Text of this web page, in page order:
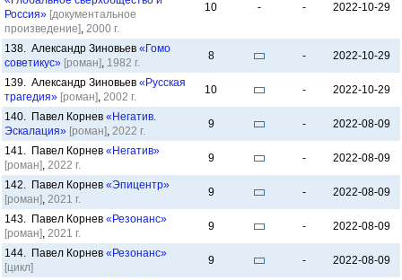
Россия» [документальное
произведение], 2000 г.
10 - - 2022-10-29
138. Александр Зиновьев «Гомо
советикус» [роман], 1982 г.
8 - 2022-10-29
139. Александр Зиновьев «Русская
трагедия» [роман], 2002 г.
10 - 2022-10-29
140. Павел Корнев «Негатив.
Эскалация» [роман], 2022 г.
9 - 2022-08-09
141. Павел Корнев «Негатив»
[роман], 2022 г.
9 - 2022-08-09
142. Павел Корнев «Эпицентр»
[роман], 2021 г.
9 - 2022-08-09
143. Павел Корнев «Резонанс»
[роман], 2021 г.
9 - 2022-08-09
144. Павел Корнев «Резонанс»
[цикл]
9 - 2022-08-09